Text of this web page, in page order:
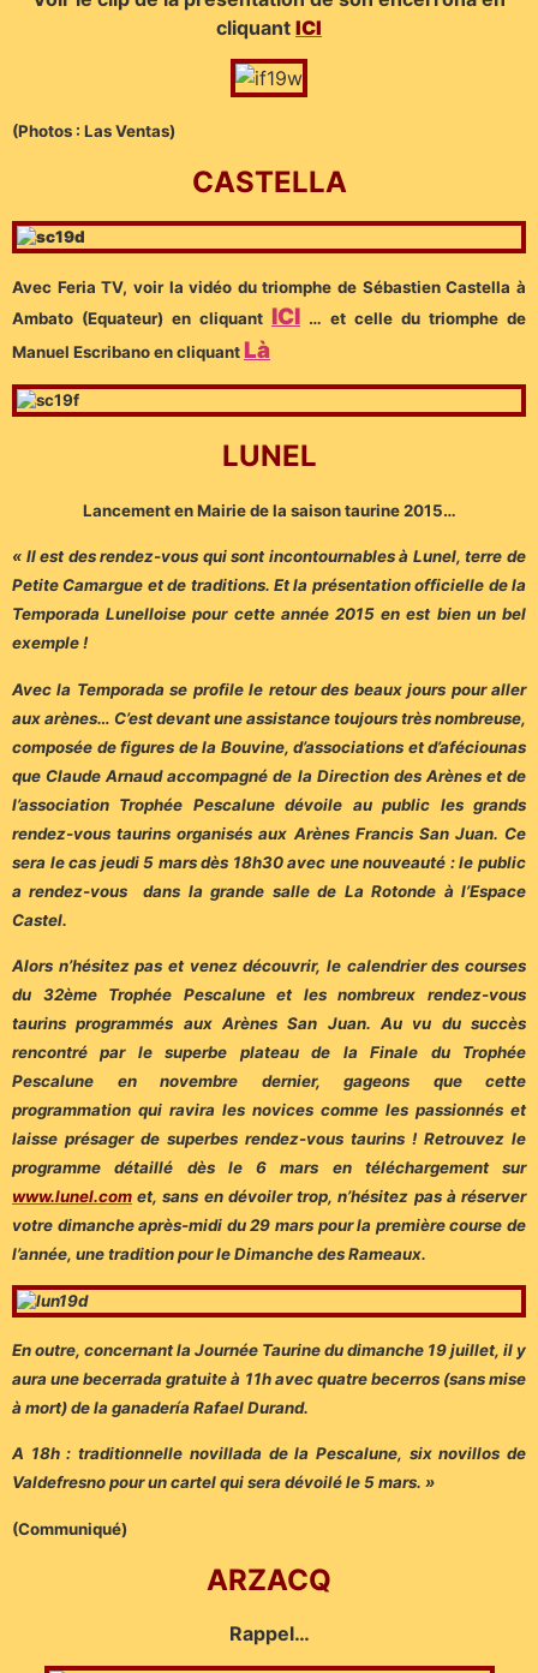
cliquant ICI
(Photos : Las Ventas)
CASTELLA
Avec Feria TV, voir la vidéo du triomphe de Sébastien Castella à
Ambato (Equateur) en cliquant ICI … et celle du triomphe de
Manuel Escribano en cliquant Là
LUNEL
Lancement en Mairie de la saison taurine 2015…
« Il est des rendez-vous qui sont incontournables à Lunel, terre de
Petite Camargue et de traditions. Et la présentation officielle de la
Temporada Lunelloise pour cette année 2015 en est bien un bel
exemple !
Avec la Temporada se profile le retour des beaux jours pour aller
aux arènes… C’est devant une assistance toujours très nombreuse,
composée de figures de la Bouvine, d’associations et d’aféciounas
que Claude Arnaud accompagné de la Direction des Arènes et de
l’association Trophée Pescalune dévoile au public les grands
rendez-vous taurins organisés aux Arènes Francis San Juan. Ce
sera le cas jeudi 5 mars dès 18h30 avec une nouveauté : le public
a rendez-vous dans la grande salle de La Rotonde à l’Espace
Castel.
Alors n’hésitez pas et venez découvrir, le calendrier des courses
du 32ème Trophée Pescalune et les nombreux rendez-vous
taurins programmés aux Arènes San Juan. Au vu du succès
rencontré par le superbe plateau de la Finale du Trophée
Pescalune en novembre dernier, gageons que cette
programmation qui ravira les novices comme les passionnés et
laisse présager de superbes rendez-vous taurins ! Retrouvez le
programme détaillé dès le 6 mars en téléchargement sur
www.lunel.com et, sans en dévoiler trop, n’hésitez pas à réserver
votre dimanche après-midi du 29 mars pour la première course de
l’année, une tradition pour le Dimanche des Rameaux.
En outre, concernant la Journée Taurine du dimanche 19 juillet, il y
aura une becerrada gratuite à 11h avec quatre becerros (sans mise
à mort) de la ganadería Rafael Durand.
A 18h : traditionnelle novillada de la Pescalune, six novillos de
Valdefresno pour un cartel qui sera dévoilé le 5 mars. »
(Communiqué)
ARZACQ
Rappel…